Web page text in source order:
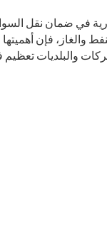
في ضمان نقل
والغاز، فإن
والبلديات تعظيم